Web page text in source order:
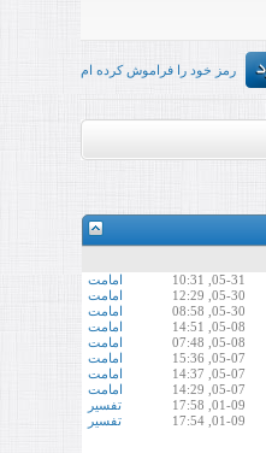
رمز خود را فراموش کرده ام
05-31, 10:31
امامت
05-30, 12:29
امامت
05-30, 08:58
امامت
05-08, 14:51
امامت
05-08, 07:48
امامت
05-07, 15:36
امامت
05-07, 14:37
امامت
05-07, 14:29
امامت
01-09, 17:58
تفسیر
01-09, 17:54 تفسیر